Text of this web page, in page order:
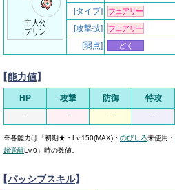
主人公
プリン
[タイプ] フェアリー
[攻撃技] フェアリー
[弱点] どく
能力値】
HP 攻撃 防御 特攻
-
- - -
※各能力は「初期★・Lv.150(MAX)・ のびしろ未使用・
超覚醒Lv.0」時の数値。
パッシブスキル】